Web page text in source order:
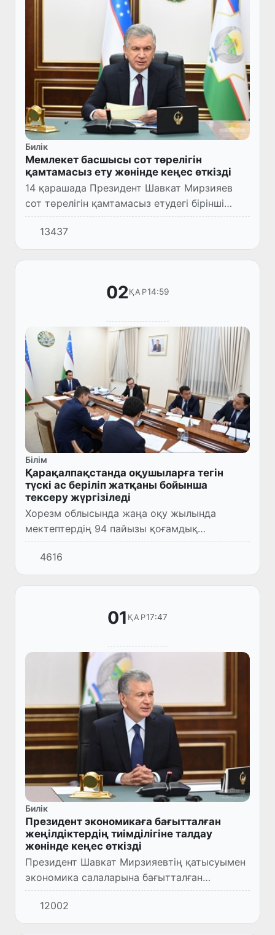
Билік
Мемлекет басшысы сот төрелігін
қамтамасыз ету жөнінде кеңес өткізді
14 қарашада Президент Шавкат Мирзияев
сот төрелігін қамтамасыз етудегі бірінші
кезектегі міндеттерді талқылауға арналған
кеңес өткізді.
13437
02ҚАР14:59
Білім
Қарақалпақстанда оқушыларға тегін
түскі ас беріліп жатқаны бойынша
тексеру жүргізіледі
Хорезм облысында жаңа оқу жылында
мектептердің 94 пайызы қоғамдық
тамақтандыру арқылы тегін тамақ беруді
қолға алса, Қарақалпақстанда бұл тәжірибе
әлі толық жүзеге асырылған жоқ.
4616
01 ҚАР17:47
Билік
Президент экономикаға бағытталған
жеңілдіктердің тиімділігіне талдау
жөнінде кеңес өткізді
Президент Шавкат Мирзияевтің қатысуымен
экономика салаларына бағытталған
жеңілдіктердің тиімділігін талдау жөнінде
кеңес өтті.
12002